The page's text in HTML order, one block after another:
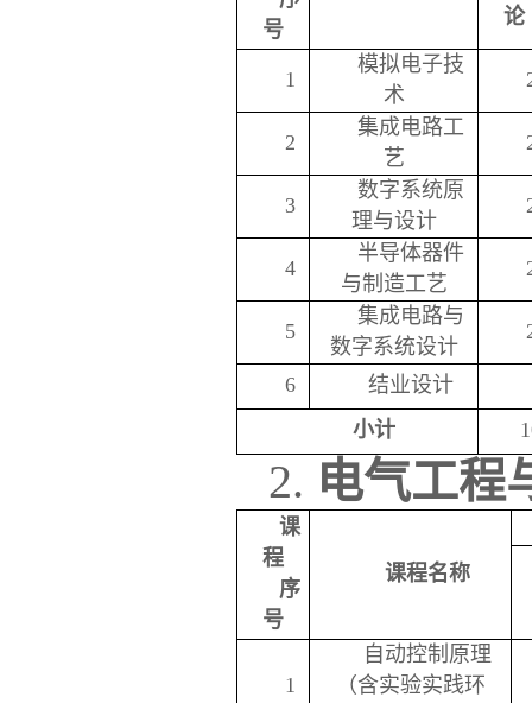
号
论
1
模拟电子技
术
2
集成电路工
艺
3
数字系统原
理与设计
4
半导体器件
与制造工艺
5
集成电路与
数字系统设计
6
结业设计
小计
2. 电气工程
课
程
序
号
课程名称
1
自动控制原理
（含实验实践环